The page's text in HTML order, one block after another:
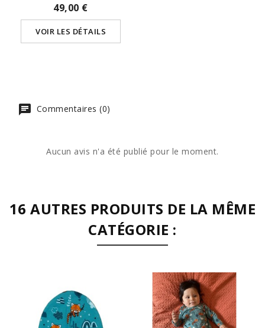
49,00 €
VOIR LES DÉTAILS
Commentaires (0)
Aucun avis n'a été publié pour le moment.
16 AUTRES PRODUITS DE LA MÊME
CATÉGORIE :